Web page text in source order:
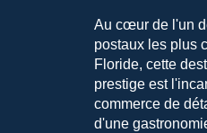
Au cœur de l'un
postaux les plus
Floride, cette
prestige est
commerce de
d'une